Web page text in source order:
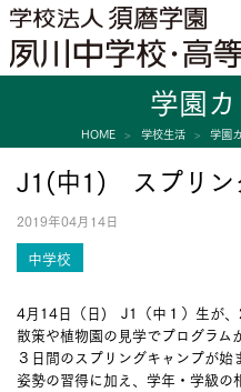
学園
HOME 学校生活 学園
J1(中1) スプリン
2019年04月14日
中学校
4月14日（日) J1（中１）生が、
散策や植物園の見学でプログラ
３日間のスプリングキャンプが
姿勢の習得に加え、学年・学級の